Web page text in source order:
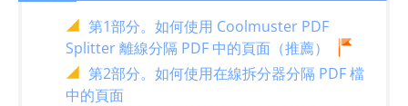
第1部分。如何使用 Coolmuster PDF
Splitter 離線分隔 PDF 中的頁面（推薦）
第2部分。如何使用在線拆分器分隔 PDF 檔
中的頁面